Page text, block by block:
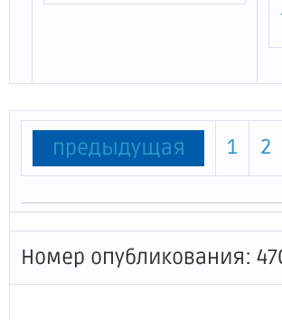
предыдущая 1 2
Номер опубликования: